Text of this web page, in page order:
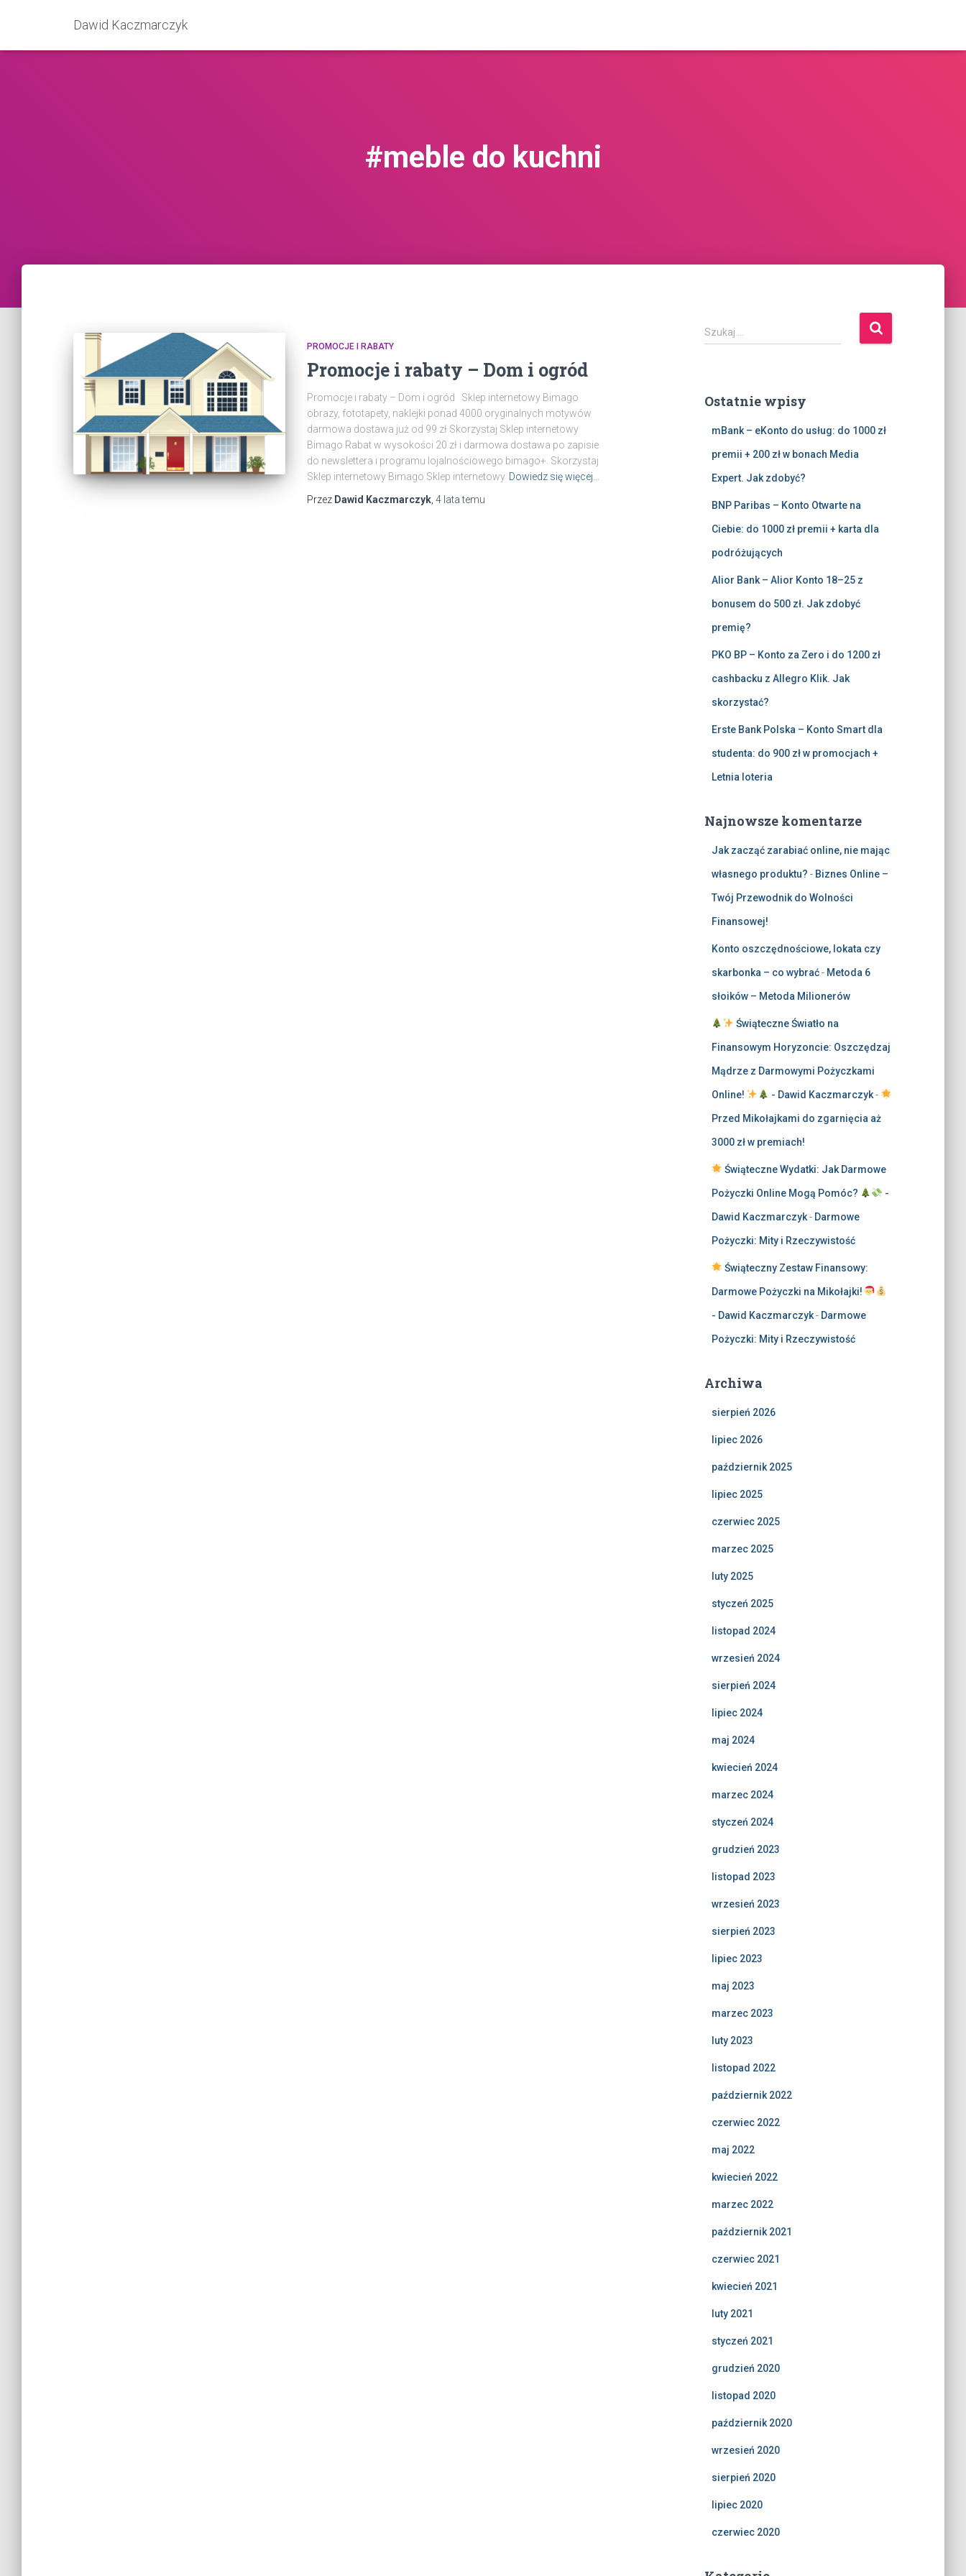
Dawid Kaczmarczyk
#meble do kuchni
PROMOCJE I RABATY
Promocje i rabaty – Dom i ogród
Promocje i rabaty – Dom i ogród Sklep internetowy Bimago
obrazy, fototapety, naklejki ponad 4000 oryginalnych motywów
darmowa dostawa już od 99 zł Skorzystaj Sklep internetowy
Bimago Rabat w wysokości 20 zł i darmowa dostawa po zapisie
do newslettera i programu lojalnościowego bimago+. Skorzystaj
Sklep internetowy Bimago Sklep internetowy Dowiedz się więcej…
Przez Dawid Kaczmarczyk 4 latatemu
S
z
j
Szukaj …
Ostatnie wpisy
mBank – eKonto do usług: do 1000 zł
premii + 200 zł w bonach Media
Expert. Jak zdobyć?
BNP Paribas – Konto Otwarte na
Ciebie: do 1000 zł premii + karta dla
podróżujących
Alior Bank – Alior Konto 18–25 z
bonusem do 500 zł. Jak zdobyć
premię?
PKO BP – Konto za Zero i do 1200 zł
cashbacku z Allegro Klik. Jak
skorzystać?
Erste Bank Polska – Konto Smart dla
studenta: do 900 zł w promocjach +
Letnia loteria
Najnowsze komentarze
Jak zacząć zarabiać online, nie mając
własnego produktu? - Biznes Online –
Twój Przewodnik do Wolności
Finansowej!
Konto oszczędnościowe, lokata czy
skarbonka – co wybrać- Metoda 6
słoików – Metoda Milionerów
Świąteczne Światło na
Finansowym Horyzoncie: Oszczędzaj
Mądrze z Darmowymi Pożyczkami
Online! - Dawid Kaczmarczyk-
Przed Mikołajkami do zgarnięcia aż
3000 zł w premiach!
Świąteczne Wydatki: Jak Darmowe
Pożyczki Online Mogą Pomóc? -
Dawid Kaczmarczyk- Darmowe
Pożyczki: Mity i Rzeczywistość
Świąteczny Zestaw Finansowy:
Darmowe Pożyczki na Mikołajki!
- Dawid Kaczmarczyk- Darmowe
Pożyczki: Mity i Rzeczywistość
Archiwa
sierpień 2026
lipiec 2026
październik 2025
lipiec 2025
czerwiec 2025
marzec 2025
luty 2025
styczeń 2025
listopad 2024
wrzesień 2024
sierpień 2024
lipiec 2024
maj 2024
kwiecień 2024
marzec 2024
styczeń 2024
grudzień 2023
listopad 2023
wrzesień 2023
sierpień 2023
lipiec 2023
maj 2023
marzec 2023
luty 2023
listopad 2022
październik 2022
czerwiec 2022
maj 2022
kwiecień 2022
marzec 2022
październik 2021
czerwiec 2021
kwiecień 2021
luty 2021
styczeń 2021
grudzień 2020
listopad 2020
październik 2020
wrzesień 2020
sierpień 2020
lipiec 2020
czerwiec 2020